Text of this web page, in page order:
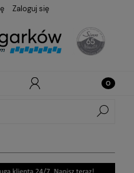
Zaloguj się